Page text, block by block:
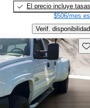
El precio incluye tasas
$506/mes
Verif. disponibilidad